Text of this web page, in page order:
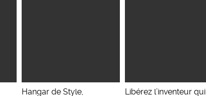
Hangar de Style,
Libérez l’inventeur qui